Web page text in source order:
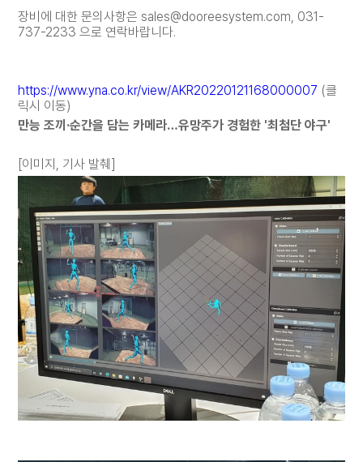
장비에 대한 문의사항은 sales@dooreesystem.com, 031-
737-2233 으로 연락바랍니다.
https://www.yna.co.kr/view/AKR20220121168000007 (클
릭시 이동)
만능 조끼·순간을 담는 카메라…유망주가 경험한 '최첨단 야구'
[이미지, 기사 발췌]